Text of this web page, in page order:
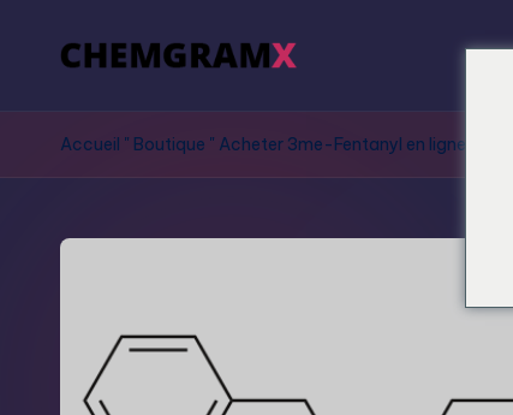
Accueil " Boutique " Acheter 3me-Fentanyl en ligne